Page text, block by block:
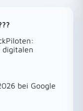
digitalen
bei Google